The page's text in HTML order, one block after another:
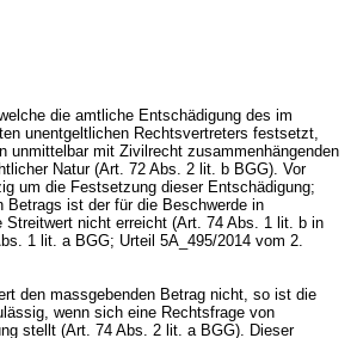
die amtliche Entschädigung des im
unentgeltlichen Rechtsvertreters festsetzt,
unmittelbar mit Zivilrecht zusammenhängenden
Natur (Art. 72 Abs. 2 lit. b BGG). Vor
um die Festsetzung dieser Entschädigung;
Betrags ist der für die Beschwerde in
Streitwert nicht erreicht (Art. 74 Abs. 1 lit. b in
1 lit. a BGG; Urteil 5A_495/2014 vom 2.
den massgebenden Betrag nicht, so ist die
wenn sich eine Rechtsfrage von
stellt (Art. 74 Abs. 2 lit. a BGG). Dieser